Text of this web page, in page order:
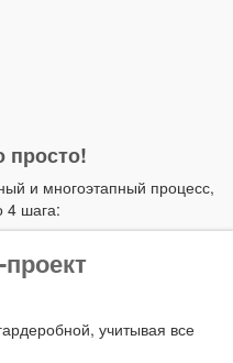
просто!
и многоэтапный процесс,
4 шага:
учитывая все